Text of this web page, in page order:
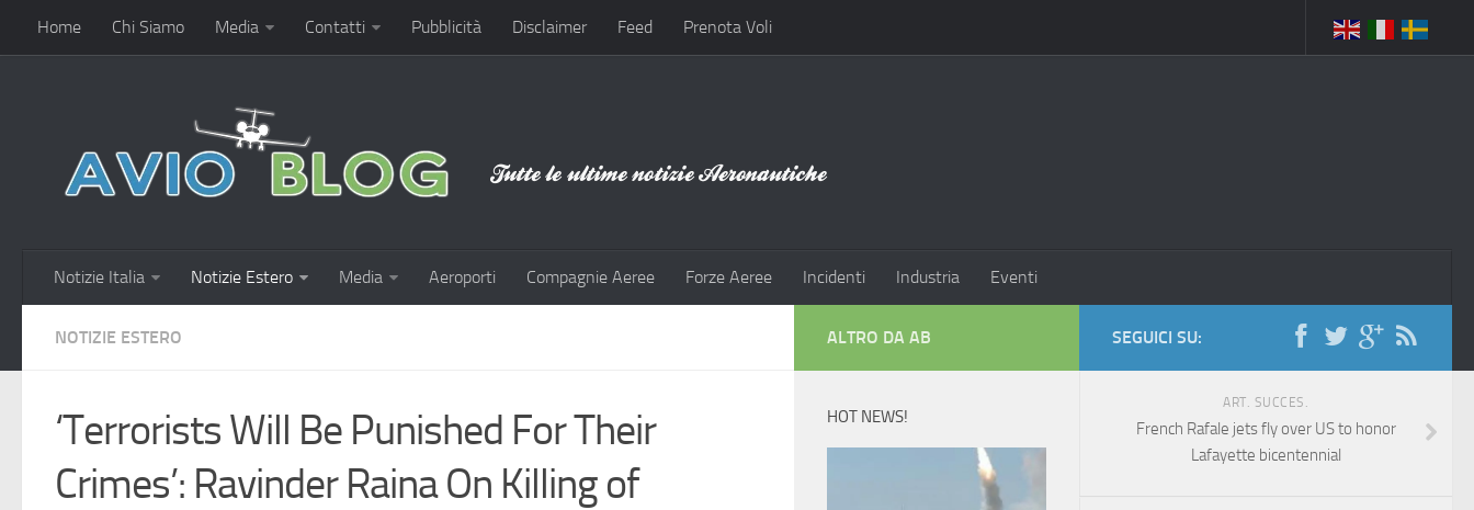
Home Chi Siamo Media Contatti Pubblicità Disclaimer Feed Prenota Voli
Notizie Italia Notizie Estero Media Aeroporti Compagnie Aeree Forze Aeree Incidenti Industria Eventi
NOTIZIE ESTERO
‘Terrorists Will Be Punished For Their
Crimes’: Ravinder Raina On Killing of
SEGUICI SU:
ART. SUCCES.
French Rafale jets fly over US to honor
Lafayette bicentennial
ALTRO DA AB
HOT NEWS!